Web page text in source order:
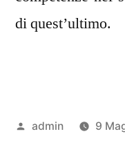
di quest’ultimo.
Pubblicato
admin 9